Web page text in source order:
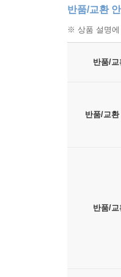
‘난해하다’
억압과 폭
나온다. 독
따라가며
아일랜드의
반품/교환
※ 상품 설명에
반품/교
반품/교
반품/